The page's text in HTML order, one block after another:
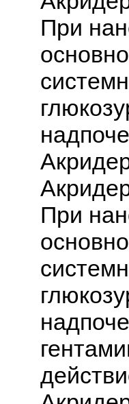
При
При